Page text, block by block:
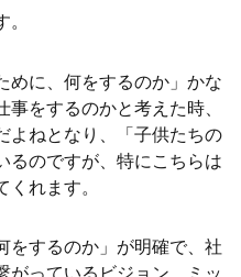
めに、何をするのか」かな
をするのかと考えた時、
よねとなり、「子供たちの
るのですが、特にこちらは
れます。
をするのか」が明確で、社
がっているビジョン、ミッ